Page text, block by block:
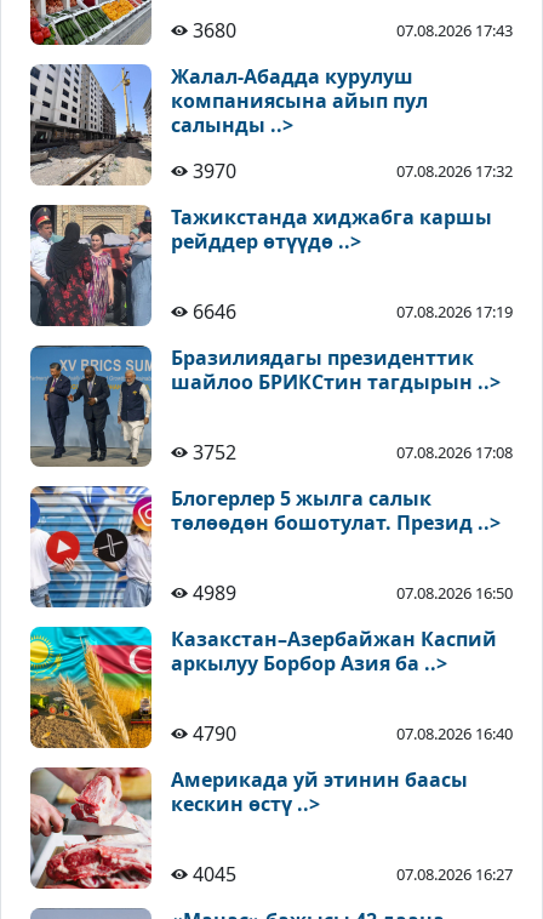
3680 07.08.2026 17:43
Жалал-Абадда курулуш
компаниясына айып пул
салынды ..>
3970
07.08.2026 17:32
Тажикстанда хиджабга каршы
рейддер өтүүдө ..>
6646 07.08.2026 17:19
Бразилиядагы президенттик
шайлоо БРИКСтин тагдырын ..>
3752 07.08.2026 17:08
Блогерлер 5 жылга салык
төлөөдөн бошотулат. Презид ..>
4989 07.08.2026 16:50
Казакстан–Азербайжан Каспий
аркылуу Борбор Азия ба ..>
4790 07.08.2026 16:40
Америкада уй этинин баасы
кескин өстү ..>
4045 07.08.2026 16:27